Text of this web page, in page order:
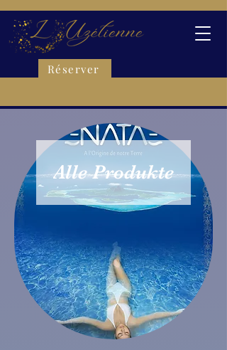
Réserver
Alle Produkte